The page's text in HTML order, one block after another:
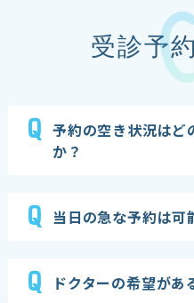
受診予
Q 予約の空き状況はど
か？
Q 当日の急な予約は可
Q ドクターの希望があ